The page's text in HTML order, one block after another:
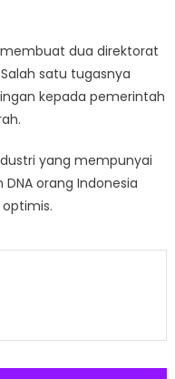
dua direktorat
satu tugasnya
kepada pemerintah
yang mempunyai
orang Indonesia